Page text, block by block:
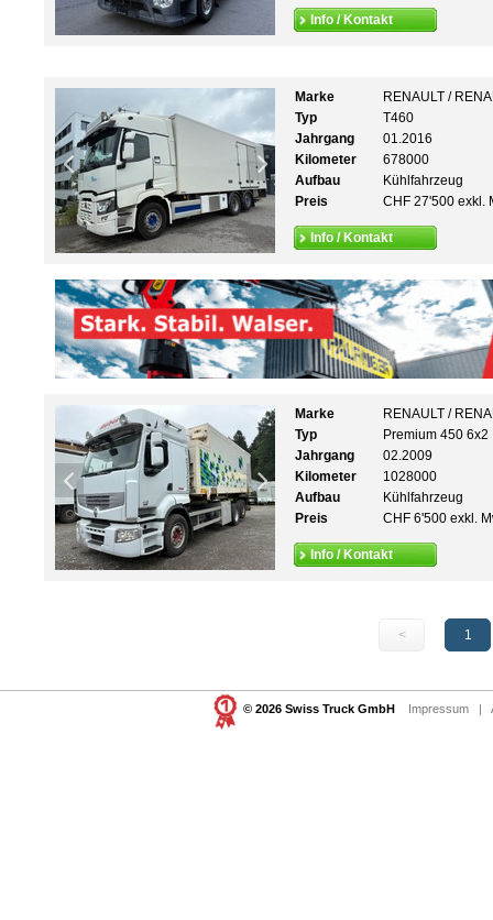
Info / Kontakt
Marke
RENAULT /
Typ
T460
Jahrgang
01.2016
Kilometer
678000
Aufbau
Kühlfahrzeug
Preis
CHF 27'500 exkl.
Info / Kontakt
Marke
RENAULT /
Typ
Premium 450 6x2
Jahrgang
02.2009
Kilometer
1028000
Aufbau
Kühlfahrzeug
Preis
CHF 6'500 exkl.
Info / Kontakt
< 1
© 2026 Swiss Truck GmbH Impressum |